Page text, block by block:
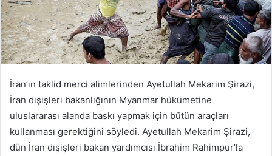
İran’ın taklid merci alimlerinden Ayetullah Mekarim Şirazi,
İran dışişleri bakanlığının Myanmar hükümetine
uluslararası alanda baskı yapmak için bütün araçları
kullanması gerektiğini söyledi. Ayetullah Mekarim Şirazi,
dün İran dışişleri bakan yardımcısı İbrahim Rahimpur’la